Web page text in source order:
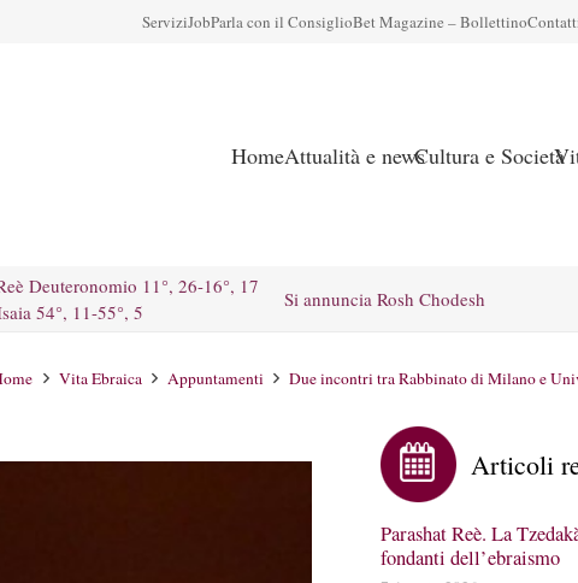
ServiziJobParla con il ConsiglioBet Magazine – Bollettino
HomeAttualità e newsCultura e Società
Deuteronomio 11°, 26-16°, 17
54°, 11-55°, 5
Si annuncia Rosh Chodesh
Vita Ebraica Appuntamenti Due incontri tra Rabbinato di Milano e
Articoli
Parashat Reè. La
fondanti dell’ebraismo